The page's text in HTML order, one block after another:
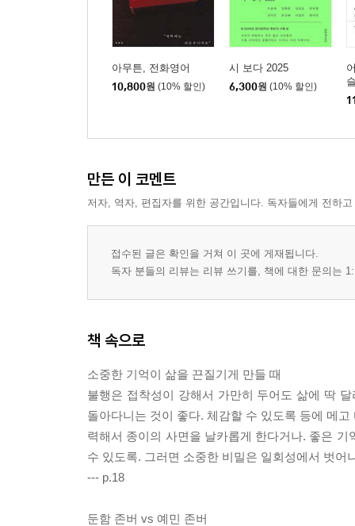
아무튼, 전화영어
10,800원 (10% 할인)
시 보다 2025
6,300원 (10% 할인)
만든 이 코멘트
저자, 역자, 편집자를 위한 공간입니다. 독자들에게 전하
접수된 글은 확인을 거쳐 이 곳에 게재됩니다.
독자 분들의 리뷰는 리뷰 쓰기를, 책에 대한 문의는
책 속으로
소중한 기억이 삶을 끈질기게 만들 때
불행은 접착성이 강해서 가만히 두어도 삶에 딱
돌아다니는 것이 좋다. 체감할 수 있도록 등에 메
력해서 종이의 사면을 날카롭게 한다거나. 좋은
수 있도록. 그러면 소중한 비밀은 일회성에서 벗
--- p.18
둔함 존버 vs 예민 존버